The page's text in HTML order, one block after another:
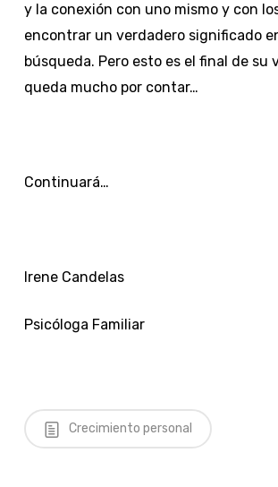
y la conexión con uno mismo y con
encontrar un verdadero significado
búsqueda. Pero esto es el final de su
queda mucho por contar…
Continuará…
Irene Candelas
Psicóloga Familiar
Crecimiento personal